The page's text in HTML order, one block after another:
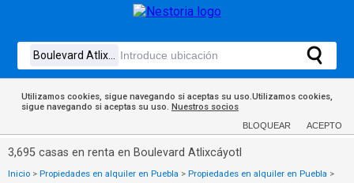
Utilizamos cookies, sigue navegando si aceptas su uso.Utilizamos cookies,
sigue navegando si aceptas su uso. Nuestros socios
BLOQUEAR ACEPTO
3,695 casas en renta en Boulevard Atlixcáyotl
Inicio > Propiedades en alquiler en Puebla > Propiedades en alquiler en Puebla >